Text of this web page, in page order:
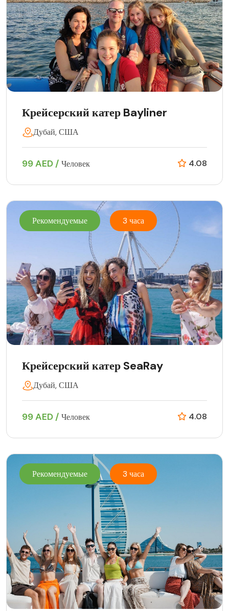
Крейсерский катер Bayliner
Дубай, США
99 AED / Человек 4.08
Рекомендуемые 3 часа
Крейсерский катер SeaRay
Дубай, США
99 AED / Человек 4.08
Рекомендуемые 3 часа